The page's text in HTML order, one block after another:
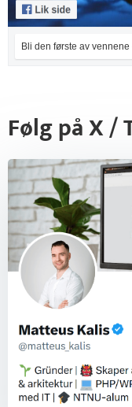
Bli den første av
Følg på X /